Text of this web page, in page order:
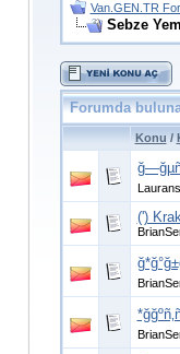
Van.GEN.TR
Sebze
Forumda
Konu /
(')